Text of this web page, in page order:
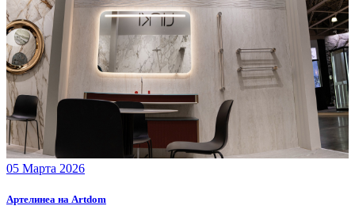
05 Марта 2026
Артелинеа на Artdom